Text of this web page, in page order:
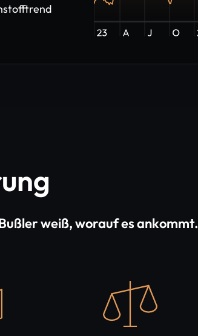
weiß, worauf es ankommt.